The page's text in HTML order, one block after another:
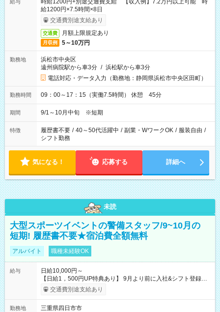
給与
時給1200円+別途交通費支給 【収入例】7.2万円以上可能 時
給1200円×7.5時間×8日
交通費別途支給あり
交通費 月額上限規定あり
月収例 5～10万円
勤務地
浜松市中央区
遠州病院駅から車3分 / 浜松駅から車3分
電話対応・データ入力（勤務地：静岡県浜松市中央区田町）
勤務時間 09：00～17：15（実働7.5時間） 休憩 45分
期間 9/1～10月中旬 ※短期
特徴 履歴書不要 / 40～50代活躍中 / 副業・WワークOK / 服装自由 /
シフト勤務
気になる！ 応募する 詳細へ
未読
大型スポーツイベントの警備スタッフ/9~10月の
短期! 履歴書不要★宿泊費全額無料
アルバイト 職種未経験OK
給与
日給10,000円～
【日給1，500円UP特典あり】 9月より前に入社&シフト登録す
ると 期間中(9/16~10/23) の日給がUP! 日給1万1500円でしっか
り稼げます♪ 【試用期間】試用期間なし
交通費別途支給あり
勤務地
三重県四日市市